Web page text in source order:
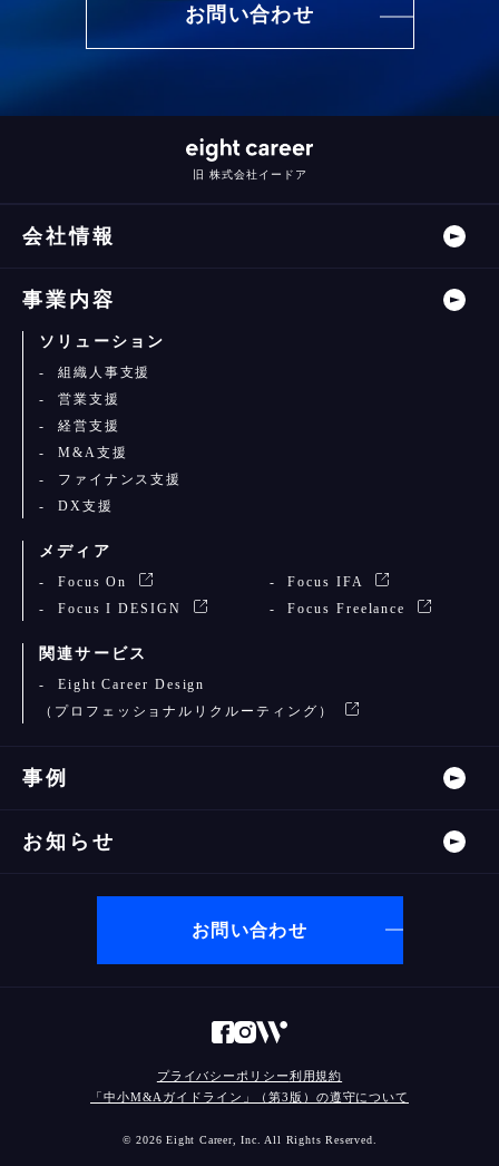
お問い合わせ
旧 株式会社イードア
会社情報
事業内容
ソリューション
組織人事支援
営業支援
経営支援
M&A支援
ファイナンス支援
DX支援
メディア
Focus On
Focus IFA
Focus I DESIGN
Focus Freelance
関連サービス
Eight Career Design
（プロフェッショナルリクルーティング）
事例
お知らせ
お問い合わせ
プライバシーポリシー利用規約
「中小M&Aガイドライン」（第3版）の遵守について
© 2026 Eight Career, Inc. All Rights Reserved.